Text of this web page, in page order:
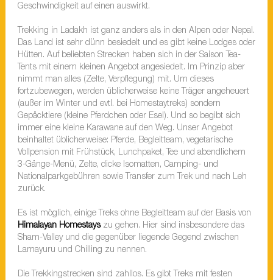
Geschwindigkeit auf einen auswirkt.
Trekking in Ladakh ist ganz anders als in den Alpen oder Nepal.
Das Land ist sehr dünn besiedelt und es gibt keine Lodges oder
Hütten. Auf beliebten Strecken haben sich in der Saison Tea-
Tents mit einem kleinen Angebot angesiedelt. Im Prinzip aber
nimmt man alles (Zelte, Verpflegung) mit. Um dieses
fortzubewegen, werden üblicherweise keine Träger angeheuert
(außer im Winter und evtl. bei Homestaytreks) sondern
Gepäcktiere (kleine Pferdchen oder Esel). Und so begibt sich
immer eine kleine Karawane auf den Weg. Unser Angebot
beinhaltet üblicherweise: Pferde, Begleitteam, vegetarische
Vollpension mit Frühstück, Lunchpaket, Tee und abendlichem
3-Gänge-Menü, Zelte, dicke Isomatten, Camping- und
Nationalparkgebühren sowie Transfer zum Trek und nach Leh
zurück.
Es ist möglich, einige Treks ohne Begleitteam auf der Basis von
Himalayan Homestayszu gehen. Hier sind insbesondere das
Sham-Valley und die gegenüber liegende Gegend zwischen
Lamayuru und Chilling zu nennen.
Die Trekkingstrecken sind zahllos. Es gibt Treks mit festen